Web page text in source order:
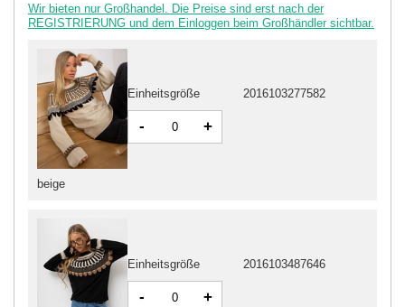
Wir bieten nur Großhandel. Die Preise sind erst nach der
REGISTRIERUNG und dem Einloggen beim Großhändler sichtbar.
Einheitsgröße 2016103487646
- +
beige
Einheitsgröße 2016103277582
- +